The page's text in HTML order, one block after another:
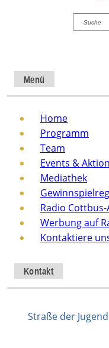
Suchen
Menü
Home
Programm
Team
Events &
Mediathek
Radio
Werbung auf
Kontaktiere
Kontakt
Straße der